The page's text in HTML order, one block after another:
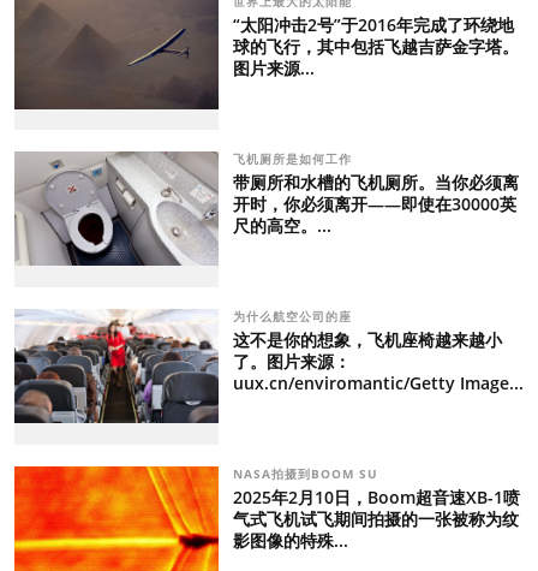
“太阳冲击2号”于2016年完成了环绕地
球的飞行，其中包括飞越吉萨金字塔。
图片来源...
飞机厕所是如何工作
带厕所和水槽的飞机厕所。当你必须离
开时，你必须离开——即使在30000英
尺的高空。...
为什么航空公司的座
这不是你的想象，飞机座椅越来越小
了。图片来源：
uux.cn/enviromantic/Getty Image...
NASA拍摄到BOOM SU
2025年2月10日，Boom超音速XB-1喷
气式飞机试飞期间拍摄的一张被称为纹
影图像的特殊...